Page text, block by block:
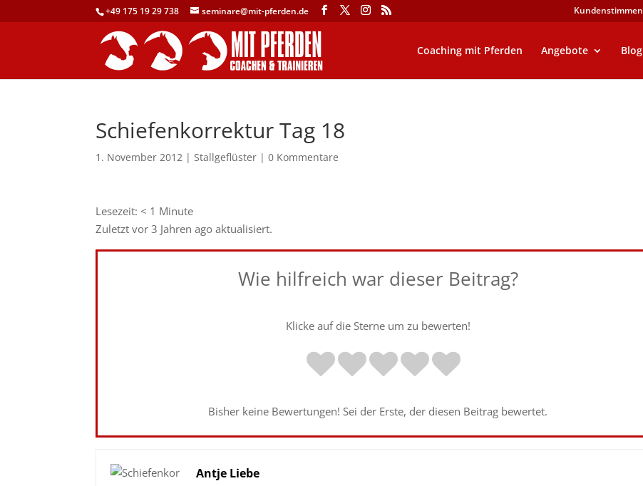
+49 175 19 29 738 seminare@mit-pferden.de Kundenstimmen
Coaching mit Pferden Angebote Blog
Schiefenkorrektur Tag 18
1. November 2012 |Stallgeflüster |0 Kommentare
Lesezeit:< 1 Minute
Zuletzt vor 3 Jahren ago aktualisiert.
Wie hilfreich war dieser Beitrag?
Klicke auf die Sterne um zu bewerten!
Bisher keine Bewertungen! Sei der Erste, der diesen Beitrag bewertet.
Antje Liebe